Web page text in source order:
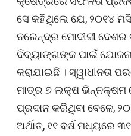
ସେ କହିଥିଲେ ଯେ, ୨୦୧୪
ନରେନ୍ଦ୍ର ମୋଦୀଜୀ ଦେଶର
ଦିବ୍ୟାଙ୍ଗଙ୍କ ପାଇଁ
କରାଯାଇଛି । ସ୍ୱାଧୀନତା
ମାତ୍ର ୭ ଲକ୍ଷ
ପ୍ରଦାନ କରିଥିବା ବେଳେ,
ଅର୍ଥାତ୍, ୧୧ ବର୍ଷ